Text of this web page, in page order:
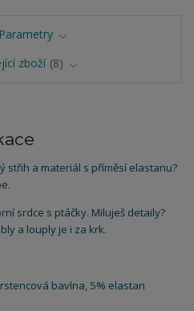
Parametry
zboží 8
střih a materiál s příměsí elastanu?
srdce s ptáčky. Miluješ detaily?
a louply je i za krk.
bavlna, 5% elastan